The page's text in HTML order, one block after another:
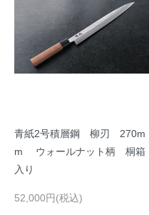
青紙2号積層鋼 柳刃 270m
m ウォールナット柄 桐箱
入り
52,000円(税込)